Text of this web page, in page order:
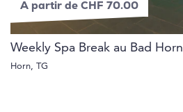
A partir de CHF 70.00
Weekly Spa Break au Bad Horn
Horn, TG